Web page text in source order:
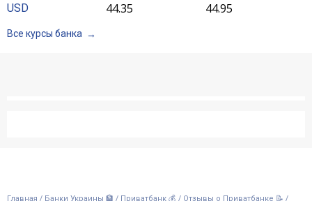
USD 44.35 44.95
Все курсы банка
Главная / Банки Украины 🏦 / Приватбанк 💰 / Отзывы о Приватбанке 📝 /